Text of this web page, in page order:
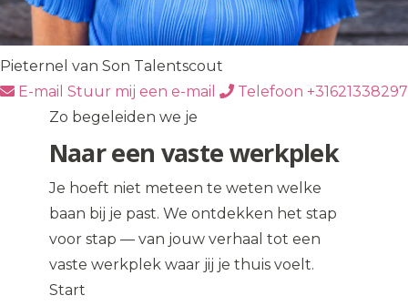
Pieternel van Son Talentscout
E-mail Stuur mij een e-mail Telefoon +31621338297
Zo begeleiden we je
Naar een vaste werkplek
Je hoeft niet meteen te weten welke
baan bij je past. We ontdekken het stap
voor stap — van jouw verhaal tot een
vaste werkplek waar jij je thuis voelt.
Start